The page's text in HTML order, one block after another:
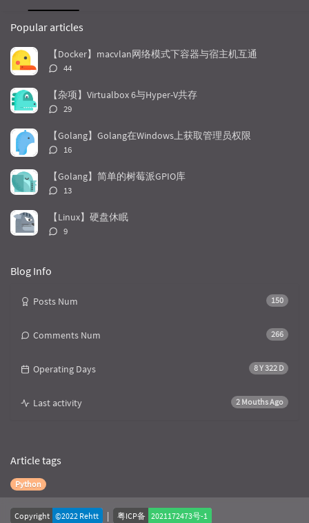
P
p
u
l
a
r
a
r
t
i
e
e
s
o
m
t
Popular articles
【Docker】macvlan网络模式下容器与宿主机互通
评
数：
44
【杂项】Virtualbox 6与Hyper-V共存
评
数：
29
【Golang】Golang在Windows上获取管理员权限
评
数：
16
【Golang】简单的树莓派GPIO库
评
数：
13
【Linux】硬盘休眠
评
9
Blog Info
150
Posts Num
266
Comments Num
8 Y 322 D
Operating Days
2 Mouths Ago
Last activity
Article tags
Python
Copyright ©2022 Rehtt | 粤ICP备 2021172473号-1